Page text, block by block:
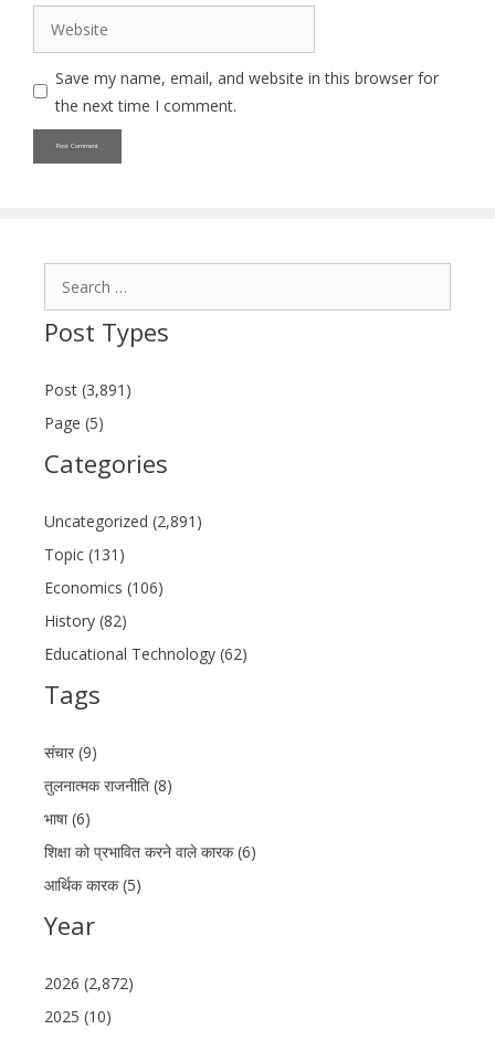
Save my name, email, and website in this browser for
the next time I comment.
Post Types
Post (3,891)
Page (5)
Categories
Uncategorized (2,891)
Topic (131)
Economics (106)
History (82)
Educational Technology (62)
Tags
संचार (9)
तुलनात्मक राजनीति (8)
भाषा (6)
शिक्षा को प्रभावित करने वाले कारक (6)
आर्थिक कारक (5)
Year
2026 (2,872)
2025 (10)